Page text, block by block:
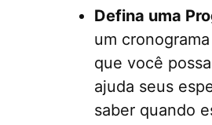
Defina uma
um
que você
ajuda seus
saber quando